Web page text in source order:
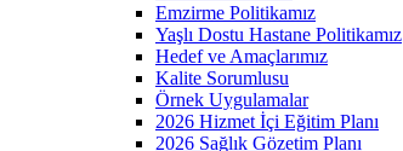
Emzirme Politikamız
Yaşlı Dostu Hastane Politikamız
Hedef ve Amaçlarımız
Kalite Sorumlusu
Örnek Uygulamalar
2026 Hizmet İçi Eğitim Planı
2026 Sağlık Gözetim Planı